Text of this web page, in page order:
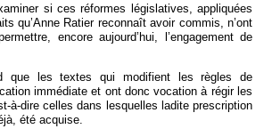
si ces réformes législatives, appliquées
qu’Anne Ratier reconnaît avoir commis, n’ont
encore aujourd’hui, l’engagement de
que les textes qui modifient les règles de
immédiate et ont donc vocation à régir les
à-dire celles dans lesquelles ladite prescription
été acquise.